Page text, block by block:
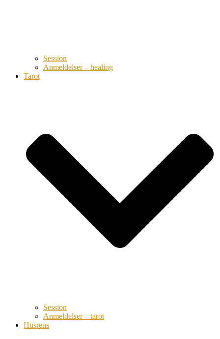
Session
Anmeldelser – healing
Tarot
Session
Anmeldelser – tarot
Husrens